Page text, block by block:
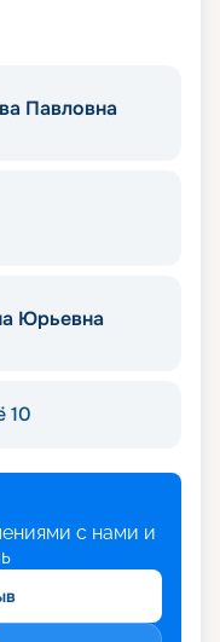
Павловна
Юрьевна
10
с нами и